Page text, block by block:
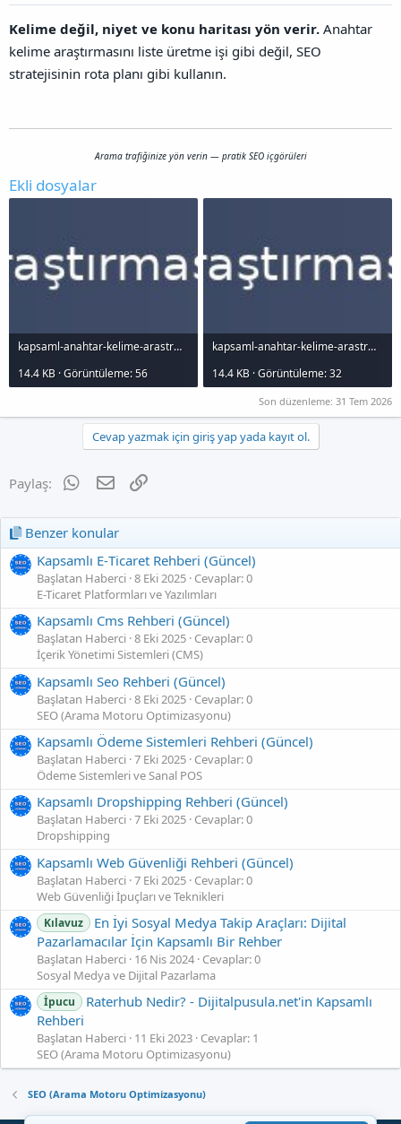
Kelime değil, niyet ve konu haritası yön verir. Anahtar
kelime araştırmasını liste üretme işi gibi değil, SEO
stratejisinin rota planı gibi kullanın.
Arama trafiğinize yön verin — pratik SEO içgörüleri
Ekli dosyalar
kapsaml-anahtar-kelime-arastrmas-arama-motorlarnn-gizli-anahtar_1000x120.jpg
14.4 KB · Görüntüleme: 56
kapsaml-anahtar-kelime-arastrmas-arama-motorlarnn-gizli-anahtar_1000x120.jpg
14.4 KB · Görüntüleme: 32
Son düzenleme: 31 Tem 2026
Cevap yazmak için giriş yap yada kayıt ol.
Paylaş: WhatsApp
E-posta
Benzer konular
Kapsamlı E‑Ticaret Rehberi (Güncel)
Başlatan Haberci 8 Eki 2025 Cevaplar: 0
E-Ticaret Platformları ve Yazılımları
Kapsamlı Cms Rehberi (Güncel)
Başlatan Haberci 8 Eki 2025 Cevaplar: 0
İçerik Yönetimi Sistemleri (CMS)
Kapsamlı Seo Rehberi (Güncel)
Başlatan Haberci 8 Eki 2025 Cevaplar: 0
SEO (Arama Motoru Optimizasyonu)
Kapsamlı Ödeme Sistemleri Rehberi (Güncel)
Başlatan Haberci 7 Eki 2025 Cevaplar: 0
Ödeme Sistemleri ve Sanal POS
Kapsamlı Dropshipping Rehberi (Güncel)
Başlatan Haberci 7 Eki 2025 Cevaplar: 0
Dropshipping
Kapsamlı Web Güvenliği Rehberi (Güncel)
Başlatan Haberci 7 Eki 2025 Cevaplar: 0
Web Güvenliği İpuçları ve Teknikleri
Kılavuz
En İyi Sosyal Medya Takip Araçları: Dijital
Pazarlamacılar İçin Kapsamlı Bir Rehber
Başlatan Haberci 16 Nis 2024 Cevaplar: 0
Sosyal Medya ve Dijital Pazarlama
İpucu
Raterhub Nedir? - Dijitalpusula.net'in Kapsamlı
Rehberi
Başlatan Haberci 11 Eki 2023 Cevaplar: 1
SEO (Arama Motoru Optimizasyonu)
SEO (Arama Motoru Optimizasyonu)